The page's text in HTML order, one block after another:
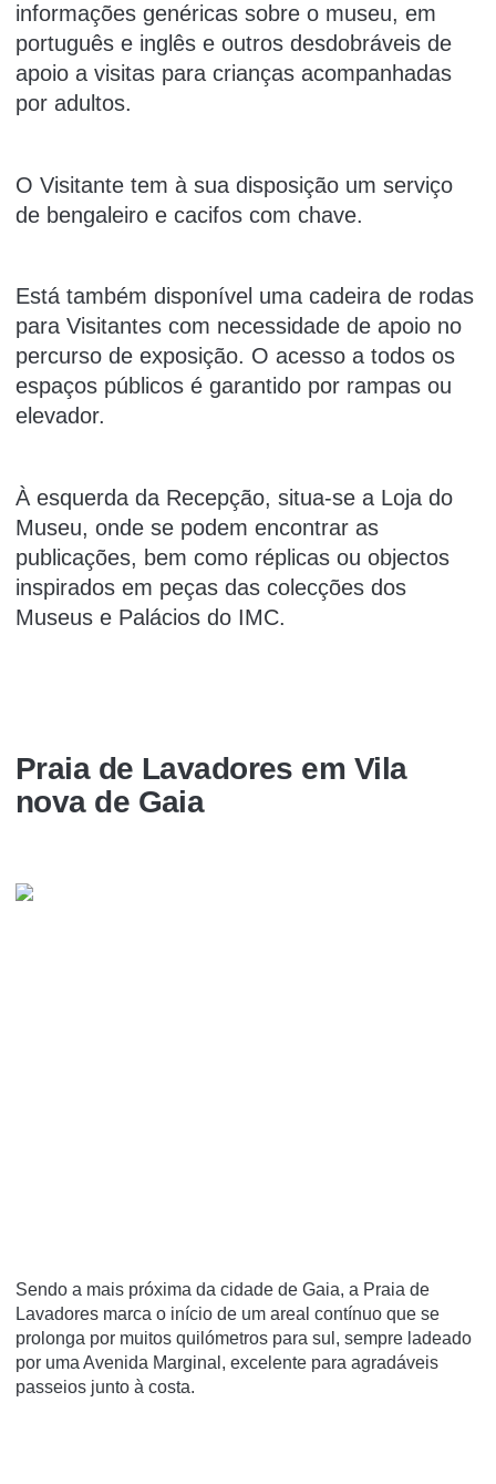
informações genéricas sobre o museu, em
português e inglês e outros desdobráveis de
apoio a visitas para crianças acompanhadas
por adultos.
O Visitante tem à sua disposição um serviço
de bengaleiro e cacifos com chave.
Está também disponível uma cadeira de rodas
para Visitantes com necessidade de apoio no
percurso de exposição. O acesso a todos os
espaços públicos é garantido por rampas ou
elevador.
À esquerda da Recepção, situa-se a Loja do
Museu, onde se podem encontrar as
publicações, bem como réplicas ou objectos
inspirados em peças das colecções dos
Museus e Palácios do IMC.
Praia de Lavadores em Vila
nova de Gaia
Sendo a mais próxima da cidade de Gaia, a Praia de
Lavadores marca o início de um areal contínuo que se
prolonga por muitos quilómetros para sul, sempre ladeado
por uma Avenida Marginal, excelente para agradáveis
passeios junto à costa.